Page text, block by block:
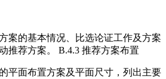
案的基本情况、比选论证工作及方案
推荐方案。 B.4.3 推荐方案布置
平面布置方案及平面尺寸，列出主要